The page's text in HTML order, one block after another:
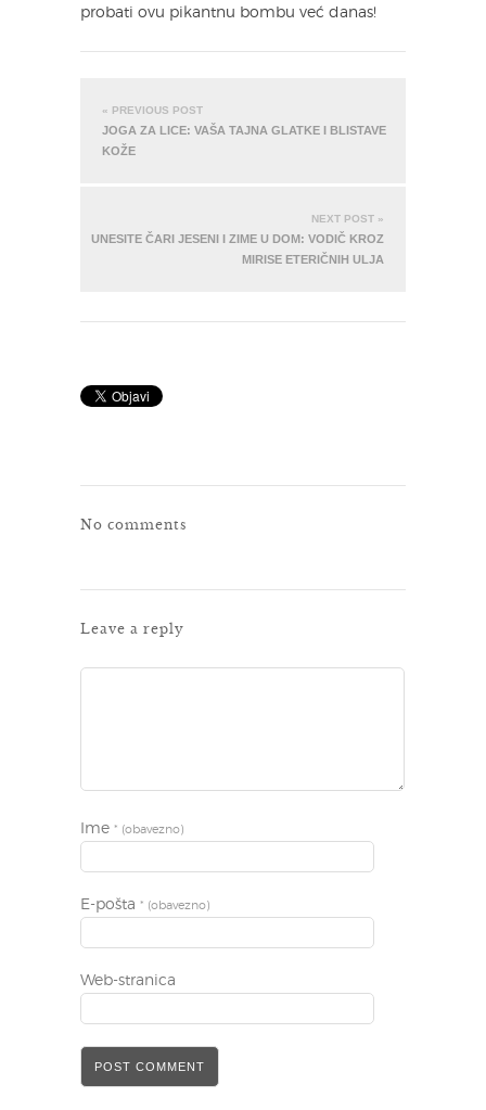
probati ovu pikantnu bombu već danas!
« PREVIOUS POST
JOGA ZA LICE: VAŠA TAJNA GLATKE I BLISTAVE
KOŽE
NEXT POST »
UNESITE ČARI JESENI I ZIME U DOM: VODIČ KROZ
MIRISE ETERIČNIH ULJA
No comments
Leave a reply
Ime * (obavezno)
E-pošta * (obavezno)
Web-stranica